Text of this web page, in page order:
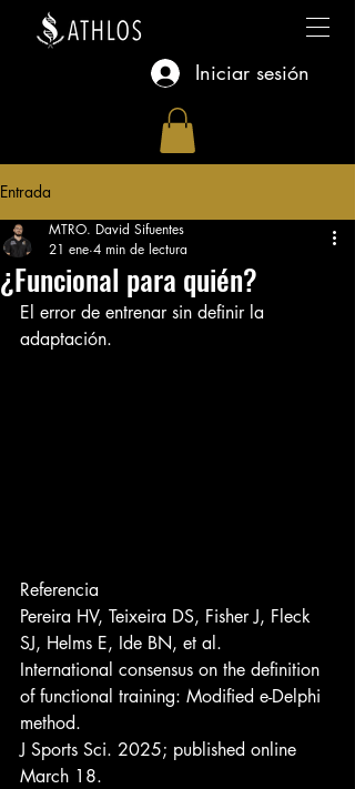
Iniciar sesión
Entrada
¿Funcional para quién?
MTRO. David Sifuentes
21 ene 4 min de lectura
El error de entrenar sin definir la
adaptación.
Referencia
Pereira HV, Teixeira DS, Fisher J, Fleck
SJ, Helms E, Ide BN, et al.
International consensus on the definition
of functional training: Modified e-Delphi
method.
J Sports Sci. 2025; published online
March 18.